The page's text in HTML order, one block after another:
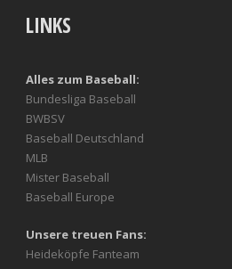
LINKS
Alles zum Baseball:
Bundesliga Baseball
BWBSV
Baseball Deutschland
MLB
Mister Baseball
Baseball Europe
Unsere treuen Fans:
Heideköpfe Fanteam